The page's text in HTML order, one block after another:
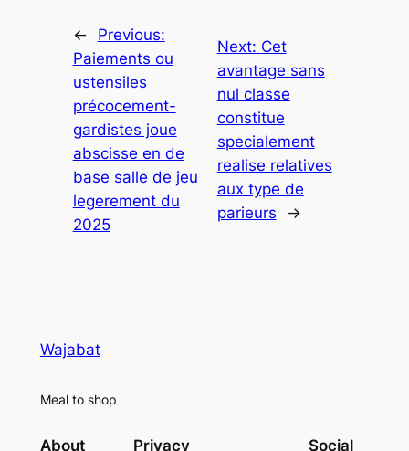
←
Previous:
Paiements ou
ustensiles
précocement-
gardistes joue
abscisse en de
base salle de jeu
legerement du
2025
Next: Cet
avantage sans
nul classe
constitue
specialement
realise relatives
aux type de
parieurs
→
Wajabat
Meal to shop
About Privacy Social